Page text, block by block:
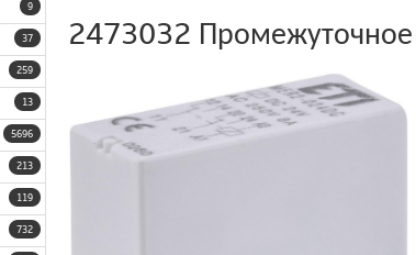
9
37
259
13
5696
213
119
732
2473032